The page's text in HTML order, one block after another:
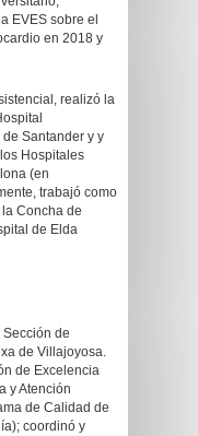
EVES sobre el
en 2018 y
realizó la
Santander y y
Hospitales
(en
trabajó como
Concha de
de Elda
de
de Villajoyosa.
de Excelencia
y Atención
de Calidad de
coordinó y